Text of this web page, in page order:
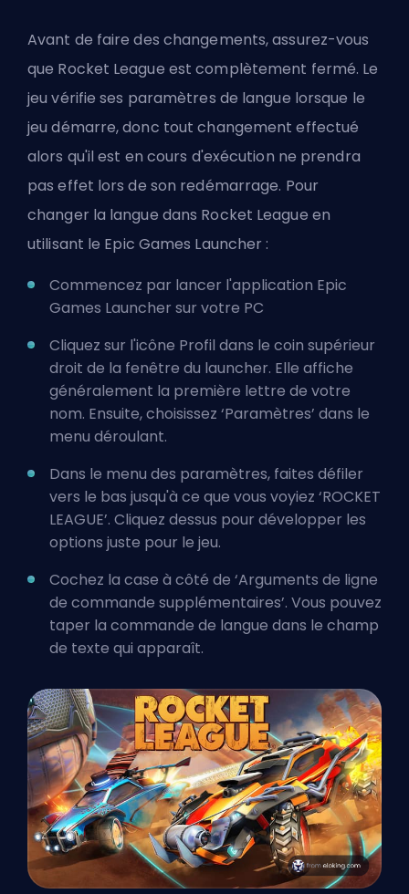
Avant de faire des changements, assurez-vous
que Rocket League est complètement fermé. Le
jeu vérifie ses paramètres de langue lorsque le
jeu démarre, donc tout changement effectué
alors qu'il est en cours d'exécution ne prendra
pas effet lors de son redémarrage. Pour
changer la langue dans Rocket League en
utilisant le Epic Games Launcher :
Commencez par lancer l'application Epic
Games Launcher sur votre PC
Cliquez sur l'icône Profil dans le coin supérieur
droit de la fenêtre du launcher. Elle affiche
généralement la première lettre de votre
nom. Ensuite, choisissez ‘Paramètres’ dans le
menu déroulant.
Dans le menu des paramètres, faites défiler
vers le bas jusqu'à ce que vous voyiez ‘ROCKET
LEAGUE’. Cliquez dessus pour développer les
options juste pour le jeu.
Cochez la case à côté de ‘Arguments de ligne
de commande supplémentaires’. Vous pouvez
taper la commande de langue dans le champ
de texte qui apparaît.